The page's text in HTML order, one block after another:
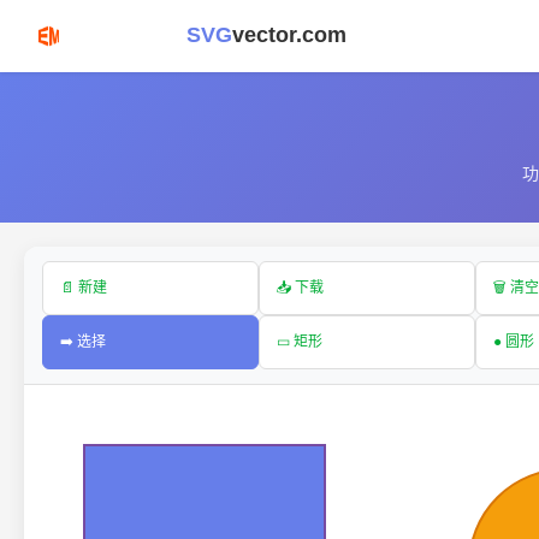
SVGvector.com
📄 新建 📥 下载 🗑️ 清空
➡️ 选择 ▭ 矩形 ● 圆形